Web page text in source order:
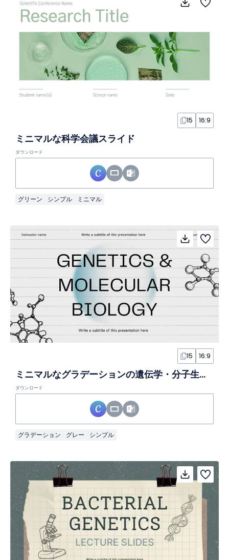
15 16:9
ミニマルな科学会議スライド
ダウンロード
グリーン シンプル ミニマル
15 16:9
ミニマルなグラデーションの遺伝学・分子生物学スライド
ダウンロード
グラデーション グレー シンプル